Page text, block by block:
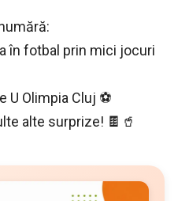
în fotbal prin mici jocuri
U Olimpia Cluj ⚽️
alte surprize! 🍫🥤